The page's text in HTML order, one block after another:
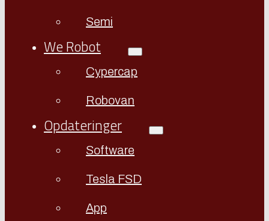
Semi
We Robot
Cypercap
Robovan
Opdateringer
Software
Tesla FSD
App